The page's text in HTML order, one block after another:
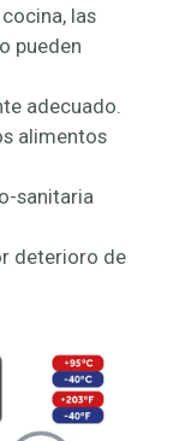
las
pueden
adecuado.
alimentos
sanitaria
deterioro de